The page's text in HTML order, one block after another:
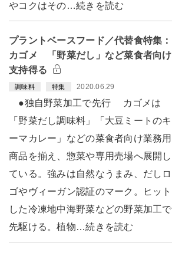
やコクはその…続きを読む
プラントベースフード／代替食特集：
カゴメ 「野菜だし」など菜食者向け
支持得る
調味料 特集 2020.06.29
●独自野菜加工で先行 カゴメは
「野菜だし調味料」「大豆ミートのキ
ーマカレー」などの菜食者向け業務用
商品を揃え、惣菜や専用売場へ展開し
ている。強みは自然なうまみ、だしロ
ゴやヴィーガン認証のマーク。ヒット
した冷凍地中海野菜などの野菜加工で
先駆ける。植物…続きを読む